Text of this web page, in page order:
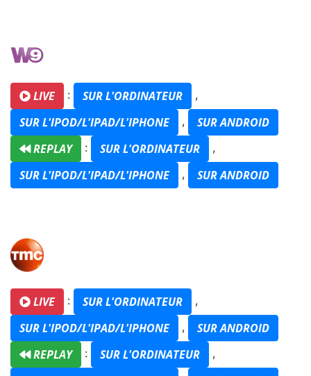
LIVE : SUR L'ORDINATEUR ,
SUR L'IPOD/L'IPAD/L'IPHONE ,
SUR ANDROID
REPLAY
: SUR L'ORDINATEUR ,
SUR L'IPOD/L'IPAD/L'IPHONE , SUR ANDROID
LIVE : SUR L'ORDINATEUR ,
SUR L'IPOD/L'IPAD/L'IPHONE ,
SUR ANDROID
REPLAY
: SUR L'ORDINATEUR ,